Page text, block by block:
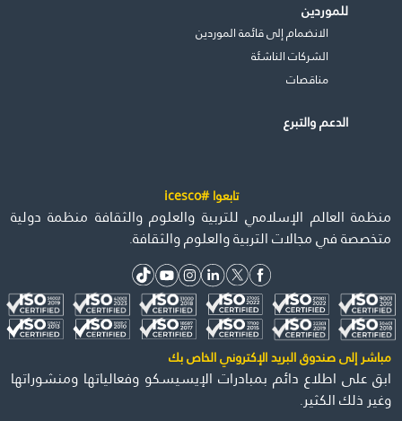
للموردين
الانضمام إلى قائمة الموردين
الشركات الناشئة
مناقصات
الدعم والتبرع
تابعوا #icesco
منظمة العالم الإسلامي للتربية والعلوم والثقافة منظمة دولية
متخصصة في مجالات التربية والعلوم والثقافة.
مباشر إلى صندوق البريد الإكتروني الخاص بك
ابق على اطلاع دائم بمبادرات الإيسيسكو وفعالياتها ومنشوراتها
وغير ذلك الكثير.